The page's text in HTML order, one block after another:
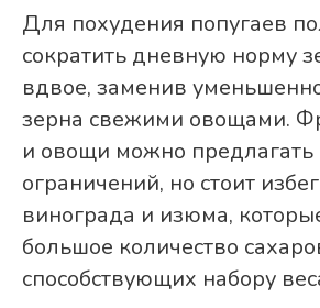
Для похудения попугаев
сократить дневную норму
вдвое, заменив
зерна свежими овощами.
и овощи можно предлагать
ограничений, но стоит
винограда и изюма,
большое количество
способствующих набору